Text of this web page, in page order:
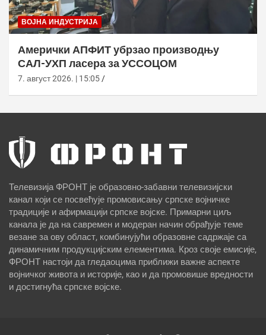
ВОЈНА ИНДУСТРИЈА
Амерички АПФИТ убрзао производњу
САЛ-УХП ласера за УССОЦОМ
7. август 2026. | 15:05
Телевизија ФРОНТ је образовно-забавни телевизијски
канал који се посвећује промовисању српске војничке
традиције и афирмацији српске војске. Примарни циљ
канала је да на савремен и модеран начин обрађује теме
везане за ову област, комбинујући образовне садржаје са
динамичним продукцијским елементима. Кроз своје емисије,
ФРОНТ настоји да гледаоцима приближи важне аспекте
војничког живота и историје, као и да промовише вредности
и достигнућа српске војске.